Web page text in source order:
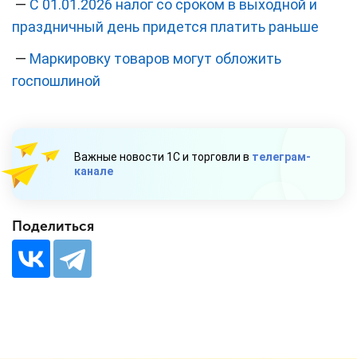
— С 01.01.2026 налог со сроком в выходной и
праздничный день придется платить раньше
— Маркировку товаров могут обложить
госпошлиной
Важные новости 1С и торговли в телеграм-
канале
Поделиться